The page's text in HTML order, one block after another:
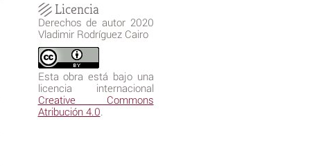
Licencia
Derechos de autor 2020
Vladimir Rodríguez Cairo
Esta obra está bajo una
licencia internacional
Creative Commons
Atribución 4.0.